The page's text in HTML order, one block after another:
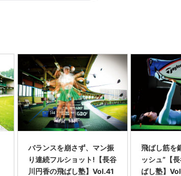
バランスを崩さず、マン振
り連続フルショット!【長谷
川円香の飛ばし塾】Vol.41
飛ばし筋を
ッシュ”【
ばし塾】